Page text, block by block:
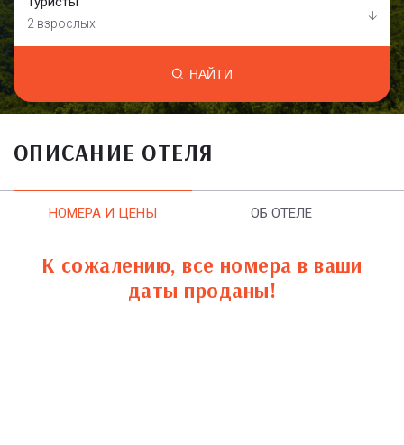
2 взрослых
НАЙТИ
ОПИСАНИЕ ОТЕЛЯ
НОМЕРА И ЦЕНЫ ОБ ОТЕЛЕ
К сожалению, все номера в ваши
даты проданы!